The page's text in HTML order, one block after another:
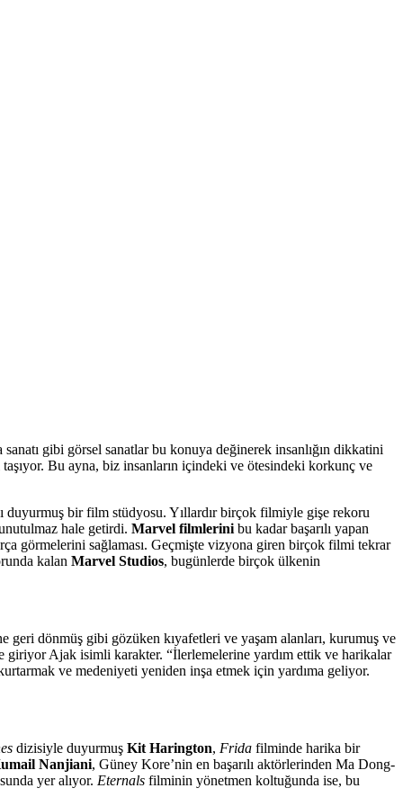
gibi görsel sanatlar bu konuya değinerek insanlığın dikkatini
Bu ayna, biz insanların içindeki ve ötesindeki korkunç ve
duyurmuş bir film stüdyosu. Yıllardır birçok filmiyle gişe rekoru
hale getirdi. Marvel filmlerinibu kadar başarılı yapan
görmelerini sağlaması. Geçmişte vizyona giren birçok filmi tekrar
kalan Marvel Studios, bugünlerde birçok ülkenin
geri dönmüş gibi gözüken kıyafetleri ve yaşam alanları, kurumuş ve
giriyor Ajak isimli karakter. “İlerlemelerine yardım ettik ve harikalar
ve medeniyeti yeniden inşa etmek için yardıma geliyor.
dizisiyle duyurmuş Kit Harington, Frida filminde harika bir
Nanjiani, Güney Kore’nin en başarılı aktörlerinden Ma Dong-
yer alıyor. Eternals filminin yönetmen koltuğunda ise, bu